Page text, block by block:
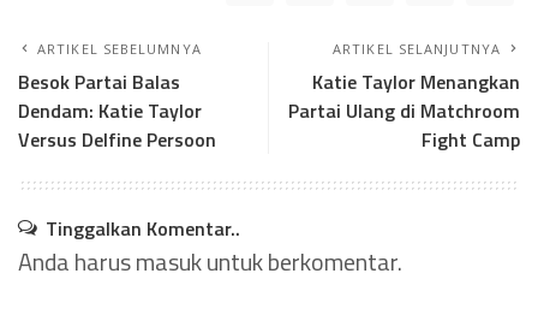
ARTIKEL SEBELUMNYA
Besok Partai Balas
Dendam: Katie Taylor
Versus Delfine Persoon
ARTIKEL SELANJUTNYA
Katie Taylor Menangkan
Partai Ulang di Matchroom
Fight Camp
Tinggalkan Komentar..
Anda harusmasukuntuk berkomentar.